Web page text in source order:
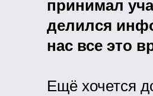
принимал
делился
нас все это
Ещё хочется